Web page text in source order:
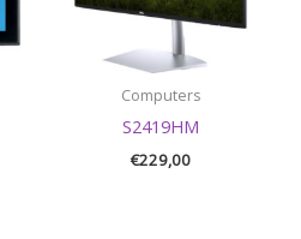
Computers
S2419HM
€229,00